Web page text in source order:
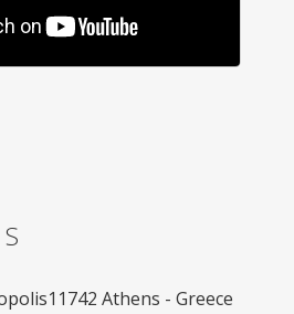
11742 Athens - Greece